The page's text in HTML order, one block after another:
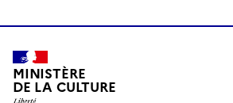
MINISTÈRE
DE LA CULTURE